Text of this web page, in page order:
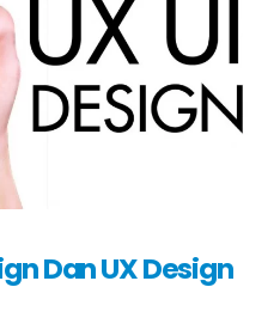
Dan UX Design